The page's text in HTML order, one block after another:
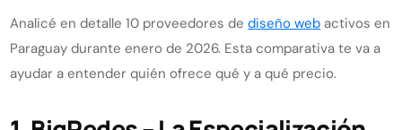
Analicé en detalle 10 proveedores dediseño web activos en
Paraguay durante enero de 2026. Esta comparativa te va a
ayudar a entender quién ofrece qué y a qué precio.